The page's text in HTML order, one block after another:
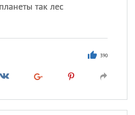
так лес
390